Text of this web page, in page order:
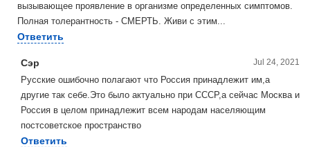
вызывающее проявление в организме определенных симптомов.
Полная толерантность - СМЕРТЬ. Живи с этим...
Ответить
Сэр Jul 24, 2021
Русские ошибочно полагают что Россия принадлежит им,а
другие так себе.Это было актуально при СССР,а сейчас Москва и
Россия в целом принадлежит всем народам населяющим
постсоветское пространство
Ответить